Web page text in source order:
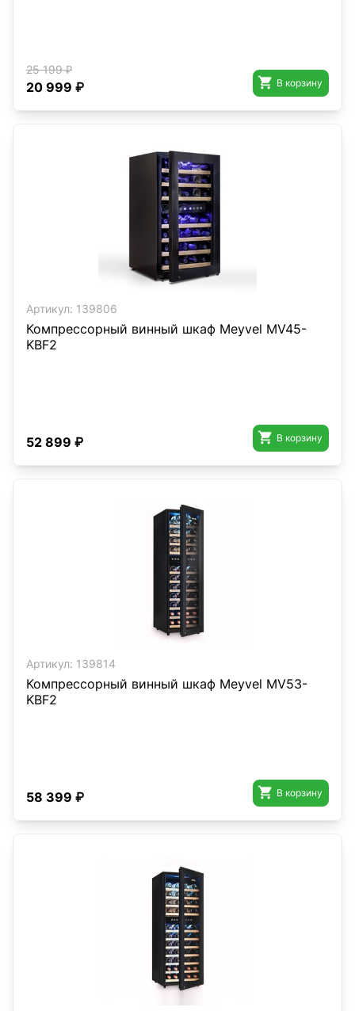
25 199 ₽
20 999 ₽  В корзину
Артикул: 139806
Компрессорный винный шкаф Meyvel MV45-
KBF2
52 899 ₽  В корзину
Артикул: 139814
Компрессорный винный шкаф Meyvel MV53-
KBF2
58 399 ₽  В корзину